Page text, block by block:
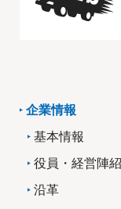
企業情報
基本情報
役員・経営陣
沿革